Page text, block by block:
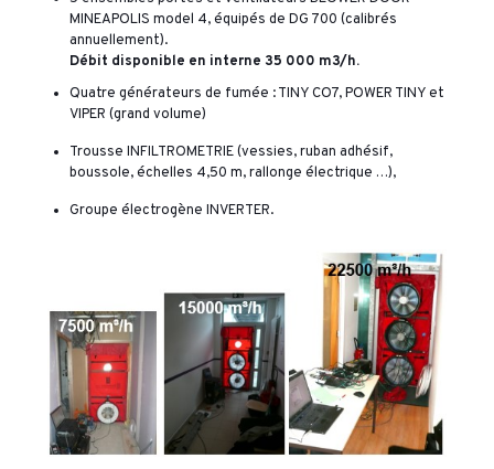
MINEAPOLIS model 4, équipés de DG 700 (calibrés
annuellement).
Débit disponible en interne 35 000 m3/h.
Quatre générateurs de fumée : TINY CO7, POWER TINY et
VIPER (grand volume)
Trousse INFILTROMETRIE (vessies, ruban adhésif,
boussole, échelles 4,50 m, rallonge électrique …),
Groupe électrogène INVERTER.